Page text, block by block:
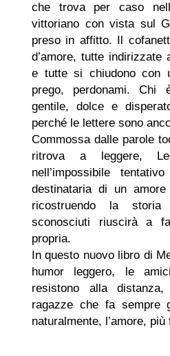
che trova per caso
vittoriano con vista sul
preso in affitto. Il
d’amore, tutte indirizzate
e tutte si chiudono con
prego, perdonami. Chi
gentile, dolce e
perché le lettere sono
Commossa dalle parole
ritrova a leggere,
nell’impossibile
destinataria di un
ricostruendo la
sconosciuti riuscirà a
propria.
In questo nuovo libro di
humor leggero, le
resistono alla
ragazze che fa sempre
naturalmente, l’amore,